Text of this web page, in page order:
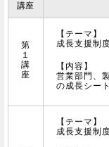
講座
第
１
講
座
【テーマ】
成長支援制
【内容】
営業部門、
の成長シー
【テーマ】
成長支援制